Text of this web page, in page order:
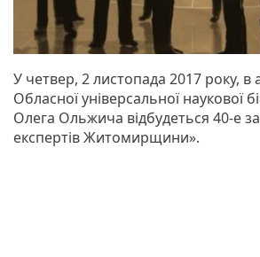
У четвер, 2 листопада 2017 року, в
Обласної універсальної наукової
Олега Ольжича відбудеться 40-е
експертів Житомирщини».